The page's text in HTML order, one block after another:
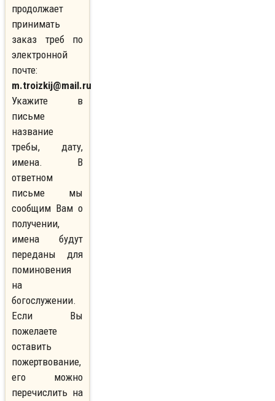
продолжает
принимать
заказ треб по
электронной
почте:
m.troizkij@mail.ru
Укажите в
письме
название
требы, дату,
имена. В
ответном
письме мы
сообщим Вам о
получении,
имена будут
переданы для
поминовения
на
богослужении.
Если Вы
пожелаете
оставить
пожертвование,
его можно
перечислить на